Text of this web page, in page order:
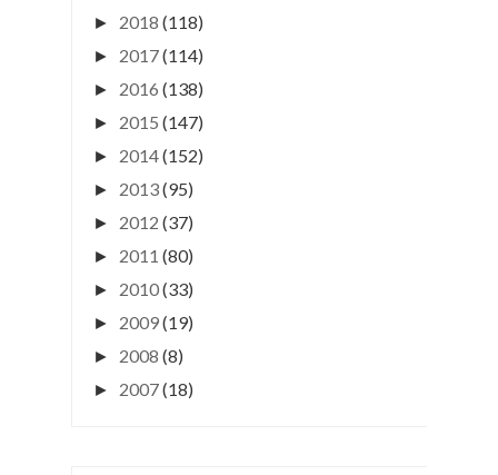
► 2018 (118)
► 2017(114)
► 2016 (138)
► 2015 (147)
► 2014(152)
► 2013(95)
► 2012 (37)
► 2011 (80)
► 2010(33)
► 2009(19)
► 2008 (8)
► 2007(18)